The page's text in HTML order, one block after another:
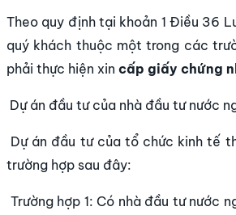
Theo quy định tại khoản 1 Điều 36
quý khách thuộc một trong các
phải thực hiện xin cấp giấy chứng
Dự án đầu tư của nhà đầu tư nước
Dự án đầu tư của tổ chức kinh tế
trường hợp sau đây:
Trường hợp 1: Có nhà đầu tư nước